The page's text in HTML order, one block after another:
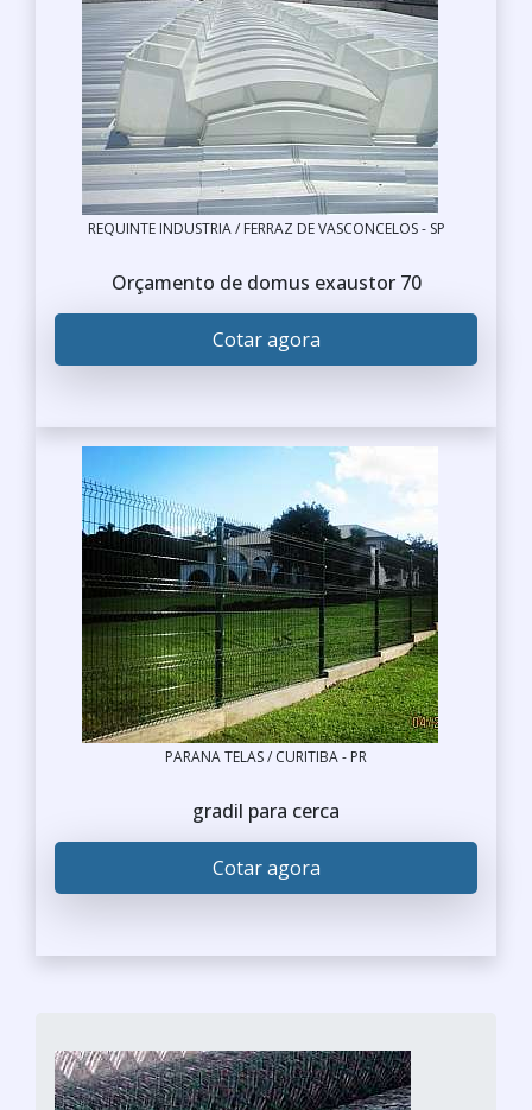
REQUINTE INDUSTRIA / FERRAZ DE VASCONCELOS - SP
Orçamento de domus exaustor 70
Cotar agora
PARANA TELAS / CURITIBA - PR
gradil para cerca
Cotar agora